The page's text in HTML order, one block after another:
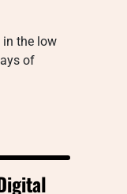
in the low
of